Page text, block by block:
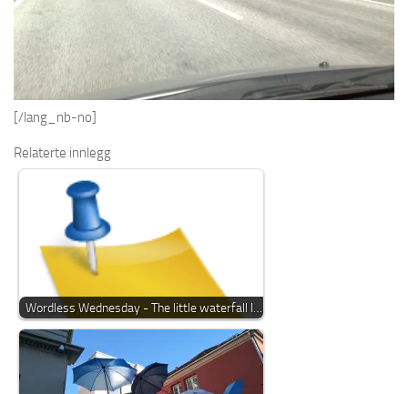
[/lang_nb-no]
Relaterte innlegg
Wordless Wednesday - The little waterfall I…